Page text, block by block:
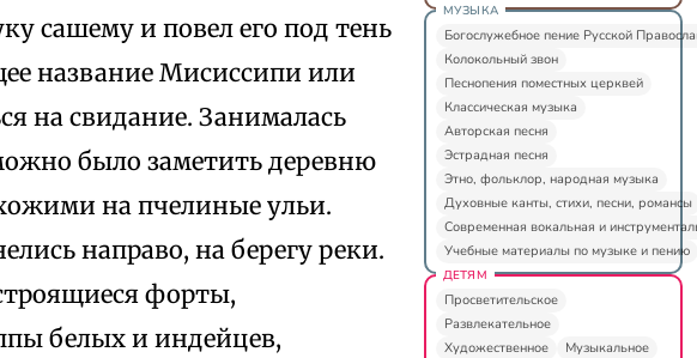
сашему и повел его под тень
название Мисиссипи или
на свидание. Занималась
было заметить деревню
на пчелиные ульи.
направо, на берегу реки.
форты,
белых и индейцев,
МУЗЫКА
Богослужебное пение Русской
Колокольный звон
Песнопения поместных церквей
Классическая музыка
Авторская песня
Эстрадная песня
Этно, фольклор, народная музыка
Духовные канты, стихи, песни, романсы
Современная вокальная и
Учебные материалы по музыке и пению
ДЕТЯМ
Просветительское
Развлекательное
Художественное
Музыкальное